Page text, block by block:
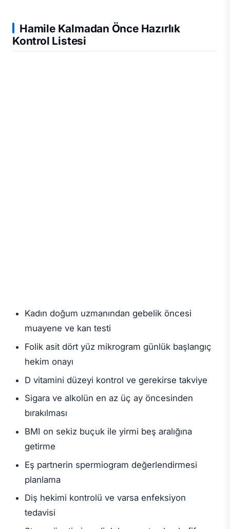
Hamile Kalmadan Önce Hazırlık
Kontrol Listesi
Kadın doğum uzmanından gebelik öncesi
muayene ve kan testi
Folik asit dört yüz mikrogram günlük başlangıç
hekim onayı
D vitamini düzeyi kontrol ve gerekirse takviye
Sigara ve alkolün en az üç ay öncesinden
bırakılması
BMI on sekiz buçuk ile yirmi beş aralığına
getirme
Eş partnerin spermiogram değerlendirmesi
planlama
Diş hekimi kontrolü ve varsa enfeksiyon
tedavisi